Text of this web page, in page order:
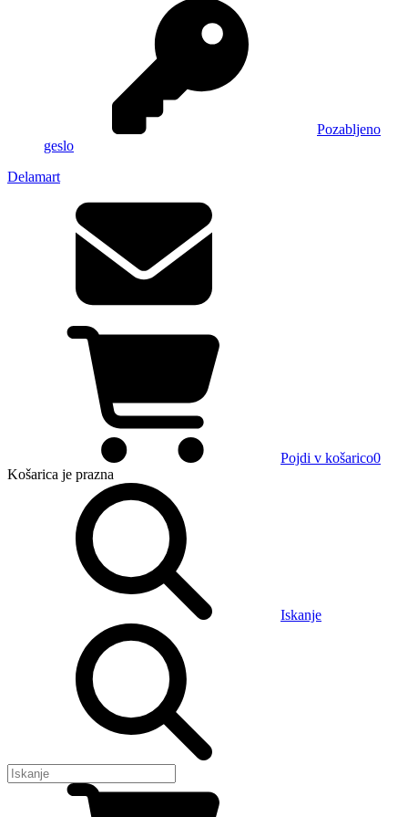
Pozabljeno
geslo
Delamart
Pojdi v košarico0
Košarica je prazna
Iskanje